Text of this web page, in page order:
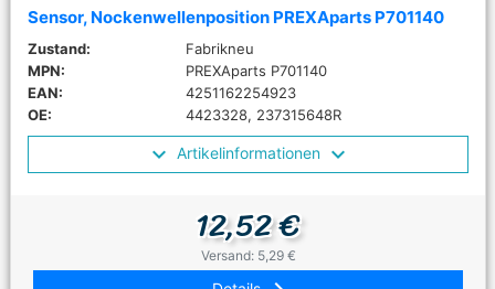
Sensor, Nockenwellenposition PREXAparts P701140
Zustand:
Fabrikneu
MPN:
PREXAparts P701140
EAN:
4251162254923
OE:
4423328, 237315648R
Artikelinformationen
12,52 €
Versand: 5,29 €